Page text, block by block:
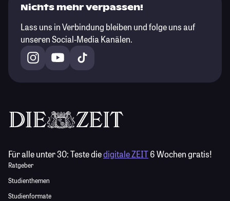
Nichts mehr verpassen!
Lass uns in Verbindung bleiben und folge uns auf
unseren Social-Media Kanälen.
Für alle unter 30:Teste diedigitale ZEIT6 Wochen gratis!
Ratgeber
Studienthemen
Studienformate